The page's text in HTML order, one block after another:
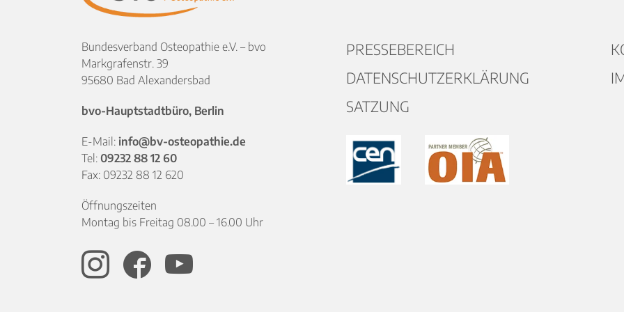
Bundesverband Osteopathie e.V. – bvo
Markgrafenstr. 39
95680 Bad Alexandersbad
bvo-Hauptstadtbüro, Berlin
E-Mail: info@bv-osteopathie.de
Tel: 09232 88 12 60
Fax: 09232 88 12 620
Öffnungszeiten
Montag bis Freitag 08.00 – 16.00 Uhr
PRESSEBEREICH
DATENSCHUTZERKLÄRUNG
SATZUNG